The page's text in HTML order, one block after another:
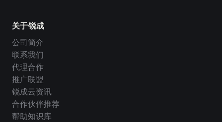
关于锐成
公司简介
联系我们
代理合作
推广联盟
锐成云资讯
合作伙伴推荐
帮助知识库